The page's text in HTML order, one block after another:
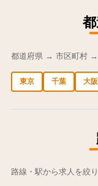
都道府県 → 市区町村 →
東京 千葉 大阪
路線・駅から求人を絞